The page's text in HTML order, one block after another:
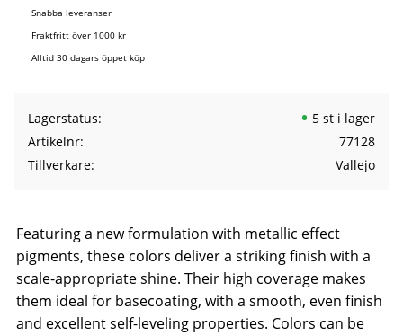
Snabba leveranser
Fraktfritt över 1000 kr
Alltid 30 dagars öppet köp
Lagerstatus
5 st i lager
Artikelnr
77128
Tillverkare
Vallejo
Featuring a new formulation with metallic effect
pigments, these colors deliver a striking finish with a
scale-appropriate shine. Their high coverage makes
them ideal for basecoating, with a smooth, even finish
and excellent self-leveling properties. Colors can be